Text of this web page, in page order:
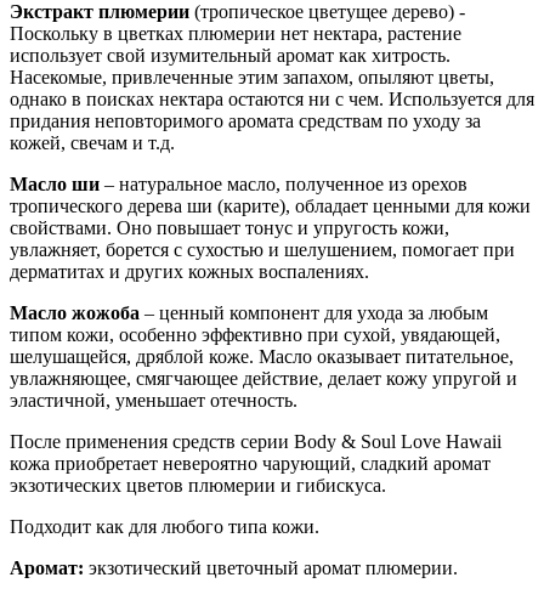
Экстракт плюмерии (тропическое цветущее дерево) -
Поскольку в цветках плюмерии нет нектара, растение
использует свой изумительный аромат как хитрость.
Насекомые, привлеченные этим запахом, опыляют цветы,
однако в поисках нектара остаются ни с чем. Используется для
придания неповторимого аромата средствам по уходу за
кожей, свечам и т.д.
Масло ши – натуральное масло, полученное из орехов
тропического дерева ши (карите), обладает ценными для кожи
свойствами. Оно повышает тонус и упругость кожи,
увлажняет, борется с сухостью и шелушением, помогает при
дерматитах и других кожных воспалениях.
Масло жожоба – ценный компонент для ухода за любым
типом кожи, особенно эффективно при сухой, увядающей,
шелушащейся, дряблой коже. Масло оказывает питательное,
увлажняющее, смягчающее действие, делает кожу упругой и
эластичной, уменьшает отечность.
После применения средств серии Body & Soul Love Hawaii
кожа приобретает невероятно чарующий, сладкий аромат
экзотических цветов плюмерии и гибискуса.
Подходит как для любого типа кожи.
Аромат: экзотический цветочный аромат плюмерии.